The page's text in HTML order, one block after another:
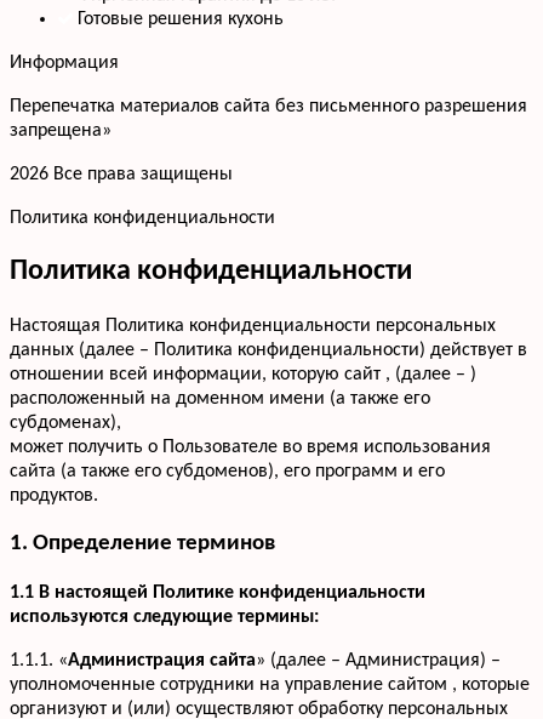
Готовые решения кухонь
Информация
Перепечатка материалов сайта без письменного разрешения
запрещена»
2026 Все права защищены
Политика конфиденциальности
Политика конфиденциальности
Настоящая Политика конфиденциальности персональных
данных (далее – Политика конфиденциальности) действует в
отношении всей информации, которую сайт , (далее – )
расположенный на доменном имени (а также его
субдоменах),
может получить о Пользователе во время использования
сайта (а также его субдоменов), его программ и его
продуктов.
1. Определение терминов
1.1 В настоящей Политике конфиденциальности
используются следующие термины:
1.1.1. «Администрация сайта» (далее – Администрация) –
уполномоченные сотрудники на управление сайтом , которые
организуют и (или) осуществляют обработку персональных